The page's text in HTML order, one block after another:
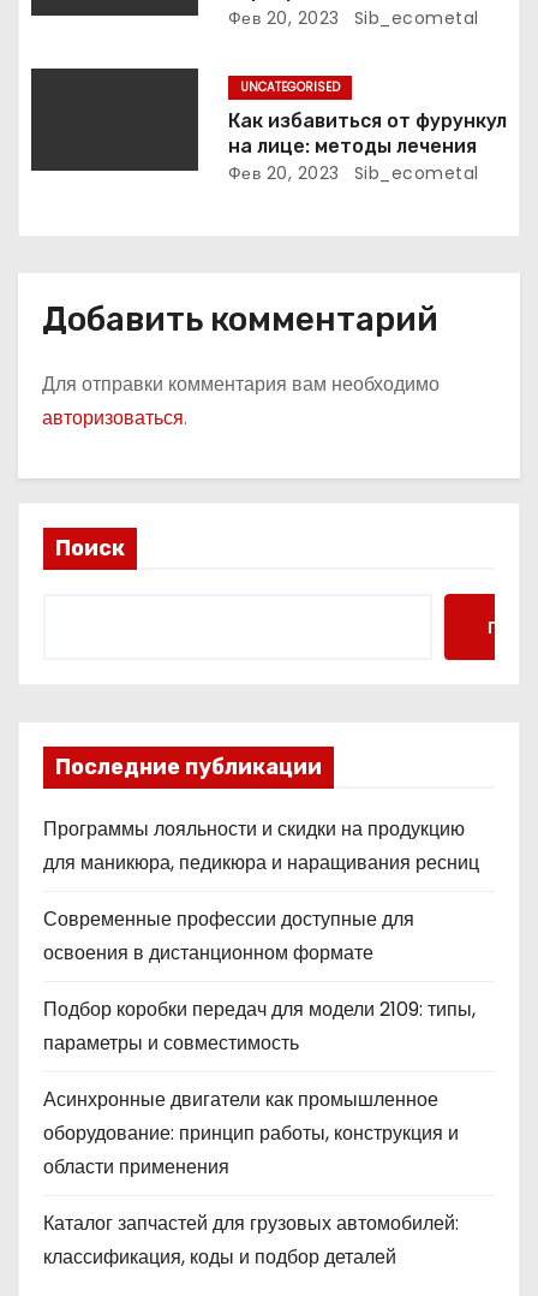
с
я
поэтессы
актуальная информация
Фев 20, 2023 Sib_ecometal
UNCATEGORISED
Как избавиться от фурункул
на лице: методы лечения
Фев 20, 2023 Sib_ecometal
Добавить комментарий
Для отправки комментария вам необходимо
авторизоваться.
Поиск
Поиск
Последние публикации
Программы лояльности и скидки на продукцию
для маникюра, педикюра и наращивания ресниц
Современные профессии доступные для
освоения в дистанционном формате
Подбор коробки передач для модели 2109: типы,
параметры и совместимость
Асинхронные двигатели как промышленное
оборудование: принцип работы, конструкция и
области применения
Каталог запчастей для грузовых автомобилей:
классификация, коды и подбор деталей